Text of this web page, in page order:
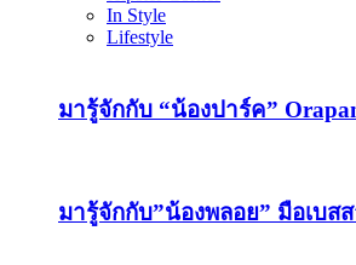
In Style
Lifestyle
มารู้จักกับ “น้องปาร์ค”
มารู้จักกับ”น้องพลอย” มือเบ